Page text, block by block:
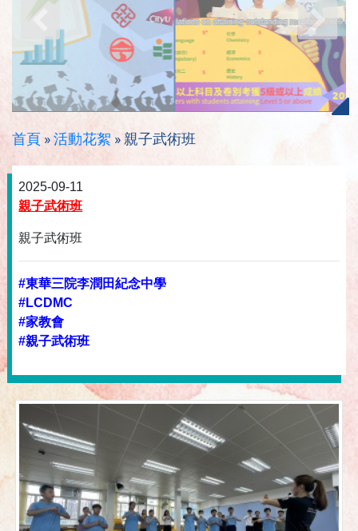
首頁 »活動花絮 » 親子武術班
2025-09-11
親子武術班
親子武術班
#東華三院李潤田紀念中學
#LCDMC
#家教會
#親子武術班